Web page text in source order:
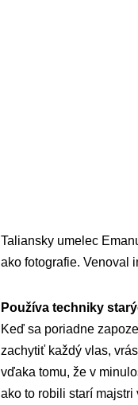
Taliansky umelec
ako fotografie. Venoval
Používa techniky
Keď sa poriadne
zachytiť každý vlas,
vďaka tomu, že v
ako to robili starí